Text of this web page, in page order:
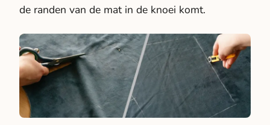
de randen van de mat in de knoei komt.